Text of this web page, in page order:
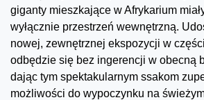
giganty mieszkające w Afrykarium
wyłącznie przestrzeń wewnętrzną.
nowej, zewnętrznej ekspozycji w
odbędzie się bez ingerencji w obecną
dając tym spektakularnym ssakom
możliwości do wypoczynku na